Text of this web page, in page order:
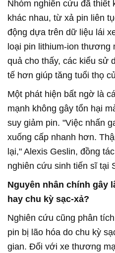
Nhóm nghiên cứu đã thiết
khác nhau, từ xả pin liên
động dựa trên dữ liệu lái
loại pin lithium-ion thương
quả cho thấy, các kiểu sử
tế hơn giúp tăng tuổi thọ
Một phát hiện bất ngờ là
mạnh không gây tổn hại
suy giảm pin. "Việc nhấn
xuống cấp nhanh hơn.
lại," Alexis Geslin, đồng
nghiên cứu sinh tiến sĩ tại
Nguyên nhân chính gây
hay chu kỳ sạc-xả?
Nghiên cứu cũng phân
pin bị lão hóa do chu kỳ
gian. Đối với xe thương